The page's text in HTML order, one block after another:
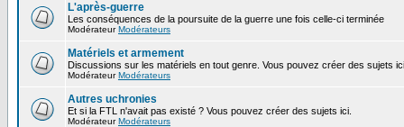
L'après-guerre
Les conséquences de la poursuite de la guerre une fois celle-ci terminée
ModérateurModérateurs
Matériels et armement
Discussions sur les matériels en tout genre. Vous pouvez créer des sujets
ModérateurModérateurs
Autres uchronies
Et si la FTL n'avait pas existé ? Vous pouvez créer des sujets ici.
ModérateurModérateurs